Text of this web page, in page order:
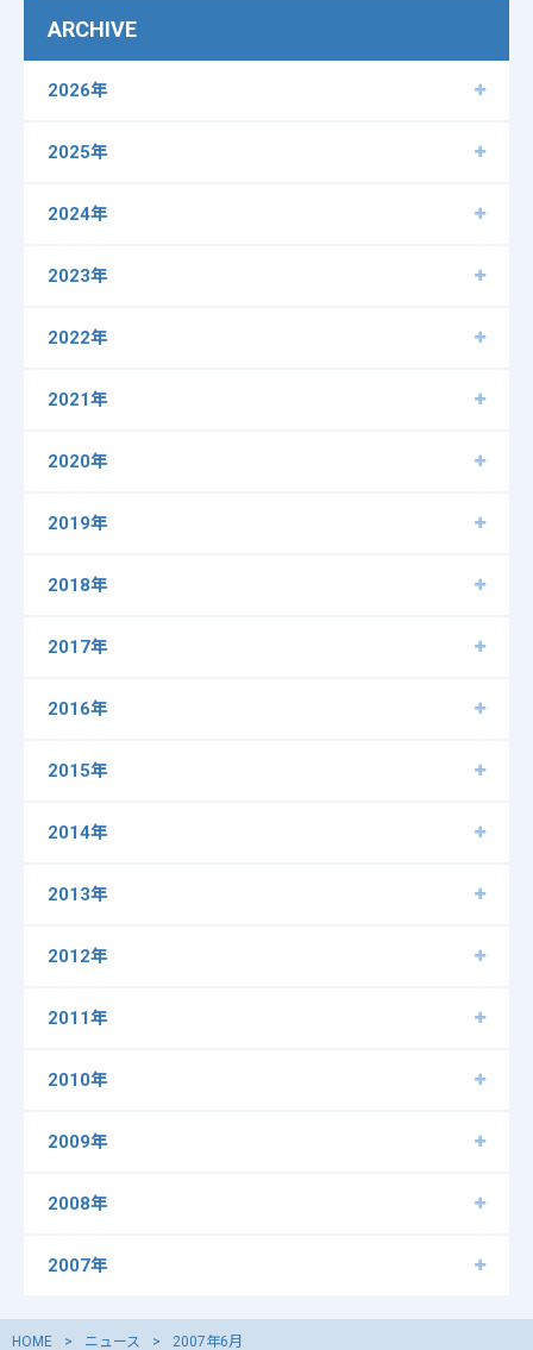
ARCHIVE
2026年
2025年
2024年
2023年
2022年
2021年
2020年
2019年
2018年
2017年
2016年
2015年
2014年
2013年
2012年
2011年
2010年
2009年
2008年
2007年
HOME ニュース 2007年6月